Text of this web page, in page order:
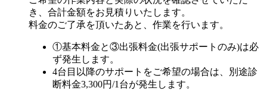
き、合計金額をお見積りいたします。
料金のご了承を頂いたあと、作業を行います。
①基本料金と③出張料金(出張サポートのみ)は必
ず発生します。
4台目以降のサポートをご希望の場合は、別途診
断料金3,300円/1台が発生します。